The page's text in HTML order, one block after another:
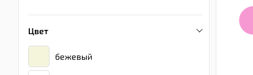
Цвет
бежевый